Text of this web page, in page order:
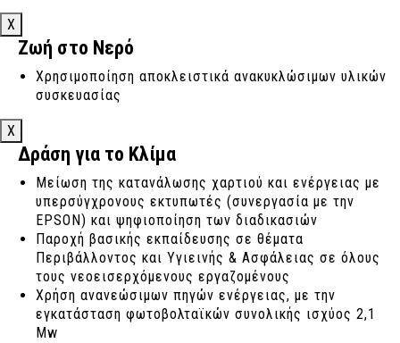
X
Ζωή στο Νερό
Χρησιμοποίηση αποκλειστικά ανακυκλώσιμων υλικών
συσκευασίας
X
Δράση για το Κλίμα
Μείωση της κατανάλωσης χαρτιού και ενέργειας με
υπερσύγχρονους εκτυπωτές (συνεργασία με την
EPSON) και ψηφιοποίηση των διαδικασιών
Παροχή βασικής εκπαίδευσης σε θέματα
Περιβάλλοντος και Υγιεινής & Ασφάλειας σε όλους
τους νεοεισερχόμενους εργαζομένους
Χρήση ανανεώσιμων πηγών ενέργειας, με την
εγκατάσταση φωτοβολταϊκών συνολικής ισχύος 2,1
Mw